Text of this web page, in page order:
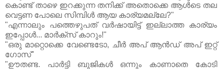
കൊണ്ട് താഴെ ഇറക്കുന്ന തനിക്ക് അതൊക്കെ ആള്‍ടെ തല
വെട്ടണ പോലെ സിമ്പിള്‍ ആയ കാര്യമല്ലേ?"
"എന്നാലും പത്തെഴുപത്‌ വര്‍ഷായിട്ട് ഇല്ലാത്ത കാര്യം
ഇപ്പോള്‍... മാര്‍ക്സ് കാറും!"
"ഒരു മാറ്റൊക്കെ വേണ്ടെടോ, ചീര്‍ അപ് ആന്‍ഡ്‌ അപ് ഇറ്റ്‌
ഗോസ്"
"ഊതണ്ട. പാര്‍ട്ടി ബുജികള്‍ ഒന്നും കാണാതെ കോടി